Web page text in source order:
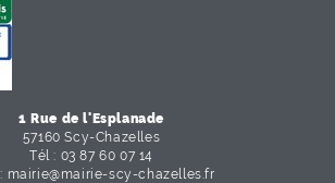
1 Rue de l'Esplanade
57160 Scy-Chazelles
Tél : 03 87 60 07 14
mairie@mairie-scy-chazelles.fr